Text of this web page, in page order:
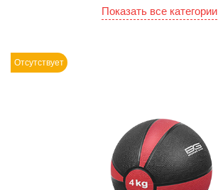
Показать все категории
Отсутствует